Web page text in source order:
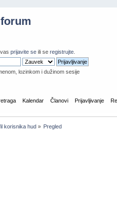
vasprijavite se ili seregistrujte
lozinkom i dužinom sesije
Kalendar Članovi Prijavljivanje
korisnika hud» Pregled